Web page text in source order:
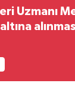
Uzmanı